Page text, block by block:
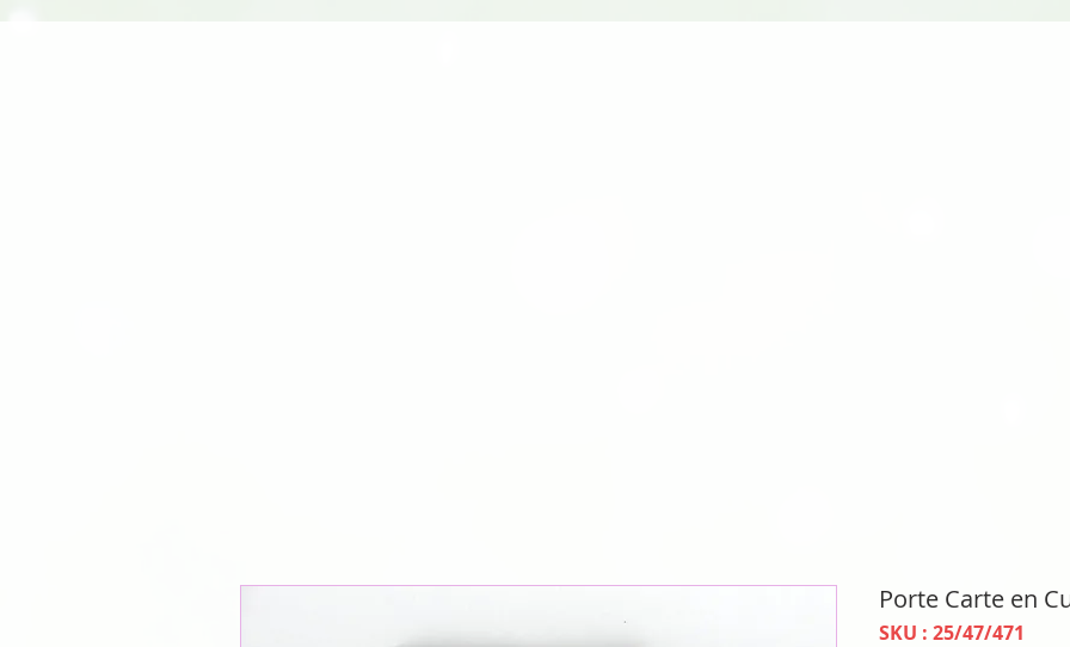
Porte Carte en
SKU : 25/47/471